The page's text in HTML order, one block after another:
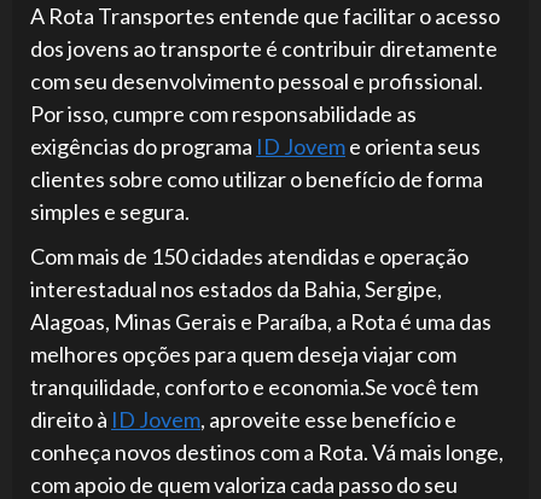
A Rota Transportes entende que facilitar o acesso
dos jovens ao transporte é contribuir diretamente
com seu desenvolvimento pessoal e profissional.
Por isso, cumpre com responsabilidade as
exigências do programa ID Joveme orienta seus
clientes sobre como utilizar o benefício de forma
simples e segura.
Com mais de 150 cidades atendidas e operação
interestadual nos estados da Bahia, Sergipe,
Alagoas, Minas Gerais e Paraíba, a Rota é uma das
melhores opções para quem deseja viajar com
tranquilidade, conforto e economia.Se você tem
direito à ID Jovem, aproveite esse benefício e
conheça novos destinos com a Rota. Vá mais longe,
com apoio de quem valoriza cada passo do seu